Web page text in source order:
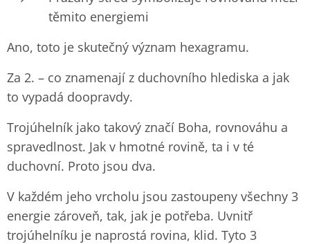
těmito energiemi
Ano, toto je skutečný význam hexagramu.
Za 2. – co znamenají z duchovního hlediska a jak
to vypadá doopravdy.
Trojúhelník jako takový značí Boha, rovnováhu a
spravedlnost. Jak v hmotné rovině, ta i v té
duchovní. Proto jsou dva.
V každém jeho vrcholu jsou zastoupeny všechny 3
energie zároveň, tak, jak je potřeba. Uvnitř
trojúhelníku je naprostá rovina, klid. Tyto 3